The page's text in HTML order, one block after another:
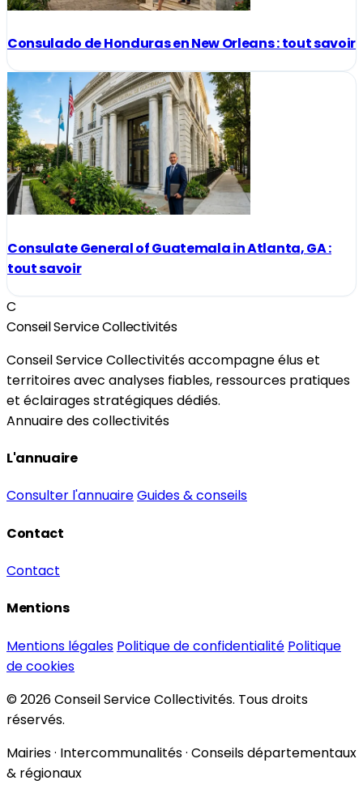
Consulado de Honduras en New Orleans : tout savoir
Consulate General of Guatemala in Atlanta, GA :
tout savoir
C
Conseil Service Collectivités
Conseil Service Collectivités accompagne élus et
territoires avec analyses fiables, ressources pratiques
et éclairages stratégiques dédiés.
Annuaire des collectivités
L'annuaire
Consulter l'annuaireGuides & conseils
Contact
Contact
Mentions
Mentions légales Politique de confidentialité Politique
de cookies
© 2026 Conseil Service Collectivités. Tous droits
réservés.
Mairies · Intercommunalités · Conseils départementaux
& régionaux